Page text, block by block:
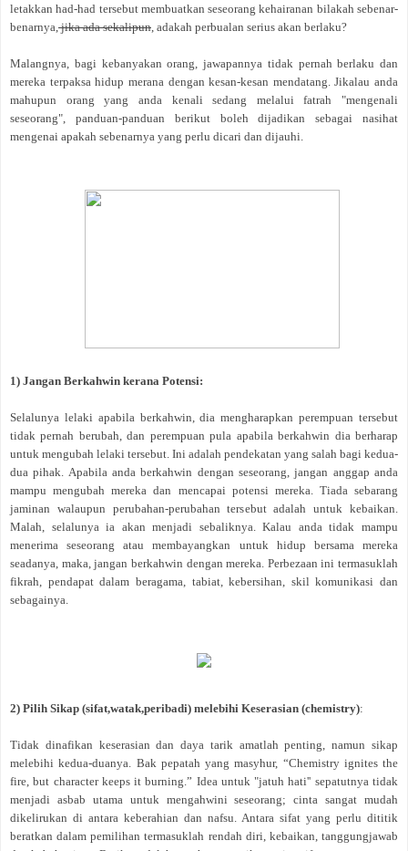
letakkan had-had tersebut membuatkan seseorang kehairanan bilakah sebenar-
benarnya, jika ada sekalipun , adakah perbualan serius akan berlaku?
Malangnya, bagi kebanyakan orang, jawapannya tidak pernah berlaku dan
mereka terpaksa hidup merana dengan kesan-kesan mendatang. Jikalau anda
mahupun orang yang anda kenali sedang melalui fatrah "mengenali
seseorang", panduan-panduan berikut boleh dijadikan sebagai nasihat
mengenai apakah sebenarnya yang perlu dicari dan dijauhi.
1) Jangan Berkahwin kerana Potensi:
Selalunya lelaki apabila berkahwin, dia mengharapkan perempuan tersebut
tidak pernah berubah, dan perempuan pula apabila berkahwin dia berharap
untuk mengubah lelaki tersebut. Ini adalah pendekatan yang salah bagi kedua-
dua pihak. Apabila anda berkahwin dengan seseorang, jangan anggap anda
mampu mengubah mereka dan mencapai potensi mereka. Tiada sebarang
jaminan walaupun perubahan-perubahan tersebut adalah untuk kebaikan.
Malah, selalunya ia akan menjadi sebaliknya. Kalau anda tidak mampu
menerima seseorang atau membayangkan untuk hidup bersama mereka
seadanya, maka, jangan berkahwin dengan mereka. Perbezaan ini termasuklah
fikrah, pendapat dalam beragama, tabiat, kebersihan, skil komunikasi dan
sebagainya.
2) Pilih Sikap (sifat,watak,peribadi) melebihi Keserasian (chemistry):
Tidak dinafikan keserasian dan daya tarik amatlah penting, namun sikap
melebihi kedua-duanya. Bak pepatah yang masyhur, “Chemistry ignites the
fire, but character keeps it burning.” Idea untuk "jatuh hati'' sepatutnya tidak
menjadi asbab utama untuk mengahwini seseorang; cinta sangat mudah
dikelirukan di antara keberahian dan nafsu. Antara sifat yang perlu dititik
beratkan dalam pemilihan termasuklah rendah diri, kebaikan, tanggungjawab